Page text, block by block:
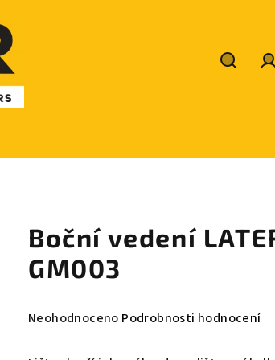
Boční vedení
GM003
Průměrné
produktu
Neohodnoceno Podrobnosti hodnocení